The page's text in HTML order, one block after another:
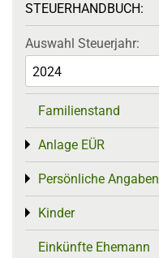
STEUERHANDBUCH:
Auswahl Steuerjahr:
Familienstand
Anlage EÜR
Toggle menu
Persönliche Angaben
Toggle menu
Kinder
Toggle menu
Einkünfte Ehemann